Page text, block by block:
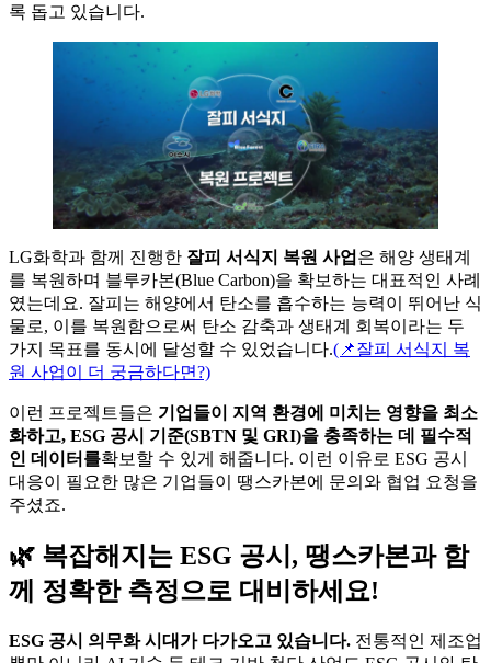
LG화학과 함께 진행한 잘피 서식지 복원 사업은 해양 생태계
를 복원하며 블루카본(Blue Carbon)을 확보하는 대표적인 사례
였는데요. 잘피는 해양에서 탄소를 흡수하는 능력이 뛰어난 식
물로, 이를 복원함으로써 탄소 감축과 생태계 회복이라는 두
가지 목표를 동시에 달성할 수 있었습니다.(📌잘피 서식지 복
이런 프로젝트들은기업들이 지역 환경에 미치는 영향을 최소
화하고, ESG 공시 기준(SBTN 및 GRI)을 충족하는 데 필수적
인 데이터를확보할 수 있게 해줍니다. 이런 이유로 ESG 공시
대응이 필요한 많은 기업들이 땡스카본에 문의와 협업 요청을
주셨죠.
🌿 복잡해지는 ESG 공시, 땡스카본과 함
께 정확한 측정으로 대비하세요!
ESG 공시 의무화 시대가 다가오고 있습니다.
소 배출권을 반드시 대비하셔야 하는데요. 데이터 센터 증설로
물 사용량이 많은 AI 기업들은 빠르게 탄소 배출권 문제 해결
에 집중하고 있습니다. 이미 마이크로소프트는 탄소 배출량을
모두 감축하겠다는‘탄소 네거티브’목표를 세우고 있죠.